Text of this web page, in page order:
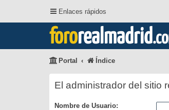
Enlaces rápidos
fororealmadrid
Portal Índice
El administrador del sitio
Nombre de Usuario: